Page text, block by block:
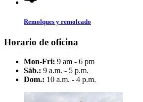
Remolques y remolcado
Horario de oficina
Mon-Fri: 9 am - 6 pm
Sáb.: 9 a.m. - 5 p.m.
Dom.: 10 a.m. - 4 p.m.